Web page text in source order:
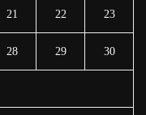
21 22 23
28 29 30